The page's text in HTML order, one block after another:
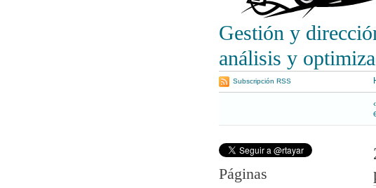
Gestión y
análisis y
Subscripción RSS
Páginas